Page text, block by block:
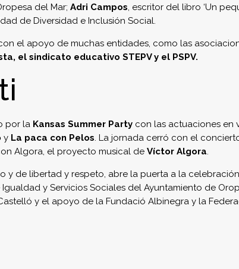
del Mar; Adri Campos, escritor del libro ‘Un
de Diversidad e Inclusión Social.
el apoyo de muchas entidades, como las
el sindicato educativo STEPV y el PSPV.
por la Kansas Summer Party con las actuaciones en
y La paca con Pelos. La jornada cerró con el
Algora, el proyecto musical de Víctor Algora.
y de libertad y respeto, abre la puerta a la
y Servicios Sociales del Ayuntamiento de
y el apoyo de la Fundació Albinegra y la